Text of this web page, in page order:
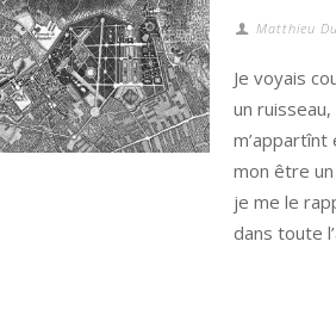
Matthieu
Je voyais
un
m’appartînt
mon être
je me le
dans toute